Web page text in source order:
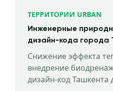
ТЕРРИТОРИИ URBAN
Инженерные
дизайн-кода города
Снижение эффекта
внедрение
дизайн-код